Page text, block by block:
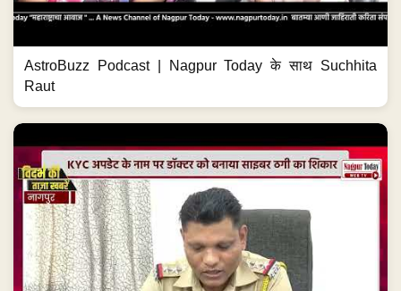
AstroBuzz Podcast | Nagpur Today के साथ Suchhita
Raut